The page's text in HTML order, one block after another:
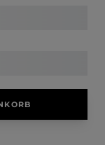
benutze die